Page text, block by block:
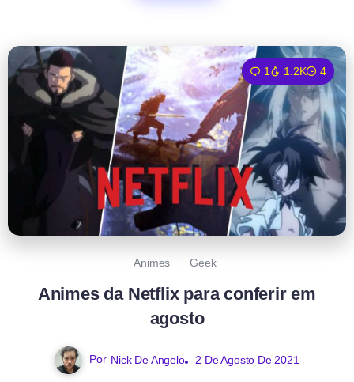
1 1.2K 4
Animes Geek
Animes da Netflix para conferir em
agosto
Por Nick De Angelo 2 De Agosto De 2021